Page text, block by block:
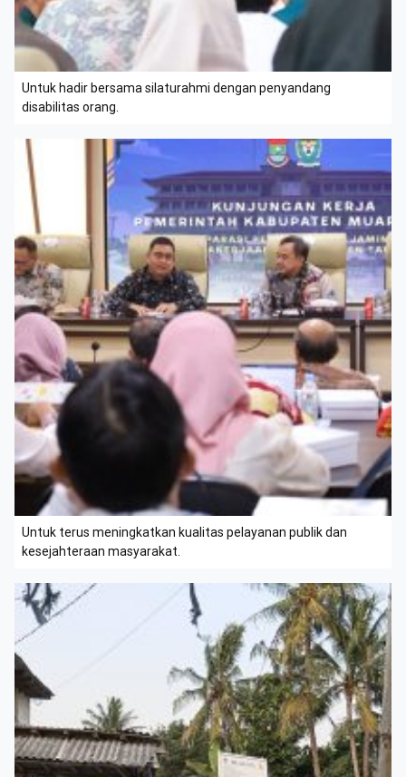
Untuk hadir bersama silaturahmi dengan penyandang
disabilitas orang.
Untuk terus meningkatkan kualitas pelayanan publik dan
kesejahteraan masyarakat.